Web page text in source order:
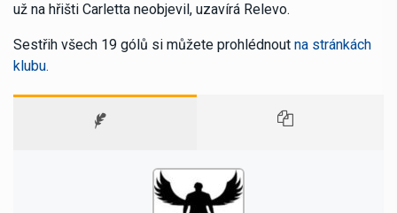
už na hřišti Carletta neobjevil, uzavírá Relevo.
Sestřih všech 19 gólů si můžete prohlédnout na stránkách
klubu.